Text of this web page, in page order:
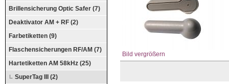
Brillensicherung Optic Safer (7)
Deaktivator AM + RF (2)
Farbetiketten (9)
Flaschensicherungen RF/AM (7)
Hartetiketten AM 58kHz (25)
SuperTag III (2)
Bild vergrößern